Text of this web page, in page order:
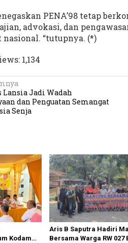
PENA’98 tetap
advokasi, dan
“tutupnya. (*)
1,134
Jadi Wadah
dan Penguatan Semangat
Senja
Kodam
Aris B Saputra Hadiri
Bersama Warga RW 027